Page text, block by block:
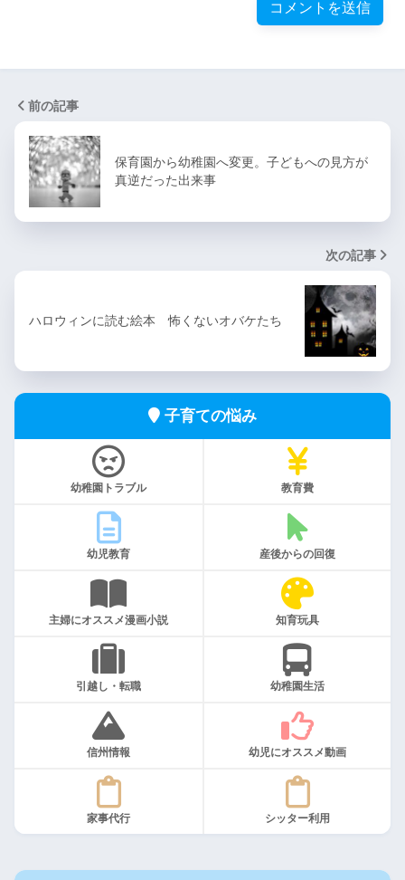
前の記事
保育園から幼稚園へ変更。子どもへの見方が
真逆だった出来事
次の記事
ハロウィンに読む絵本 怖くないオバケたち
子育ての悩み
幼稚園トラブル 教育費
幼児教育 産後からの回復
主婦にオススメ漫画小説 知育玩具
引越し・転職 幼稚園生活
信州情報 幼児にオススメ動画
家事代行 シッター利用